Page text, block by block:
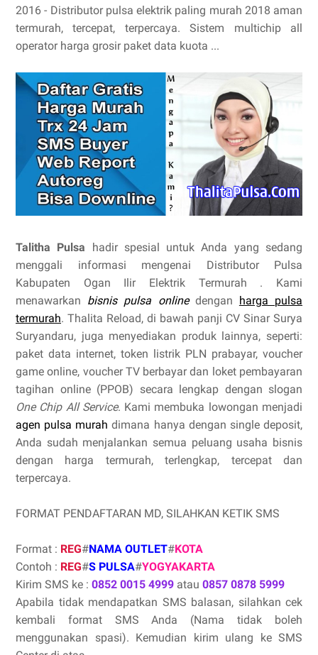
2016 - Distributor pulsa elektrik paling murah 2018 aman
termurah, tercepat, terpercaya. Sistem multichip all
operator harga grosir paket data kuota ...
Talitha Pulsa hadir spesial untuk Anda yang sedang
menggali informasi mengenai Distributor Pulsa
Kabupaten Ogan Ilir Elektrik Termurah . Kami
menawarkan bisnis pulsa onlinedengan harga pulsa
termurah. Thalita Reload, di bawah panji CV Sinar Surya
Suryandaru, juga menyediakan produk lainnya, seperti:
paket data internet, token listrik PLN prabayar, voucher
game online, voucher TV berbayar dan loket pembayaran
tagihan online (PPOB) secara lengkap dengan slogan
One Chip All Service. Kami membuka lowongan menjadi
agen pulsa murah dimana hanya dengan single deposit,
Anda sudah menjalankan semua peluang usaha bisnis
dengan harga termurah, terlengkap, tercepat dan
terpercaya.
FORMAT PENDAFTARAN MD, SILAHKAN KETIK SMS
Format : REG#NAMA OUTLET#KOTA
Contoh : REG#S PULSA#YOGYAKARTA
Kirim SMS ke : 0852 0015 4999 atau 0857 0878 5999
Apabila tidak mendapatkan SMS balasan, silahkan cek
kembali format SMS Anda (Nama tidak boleh
menggunakan spasi). Kemudian kirim ulang ke SMS